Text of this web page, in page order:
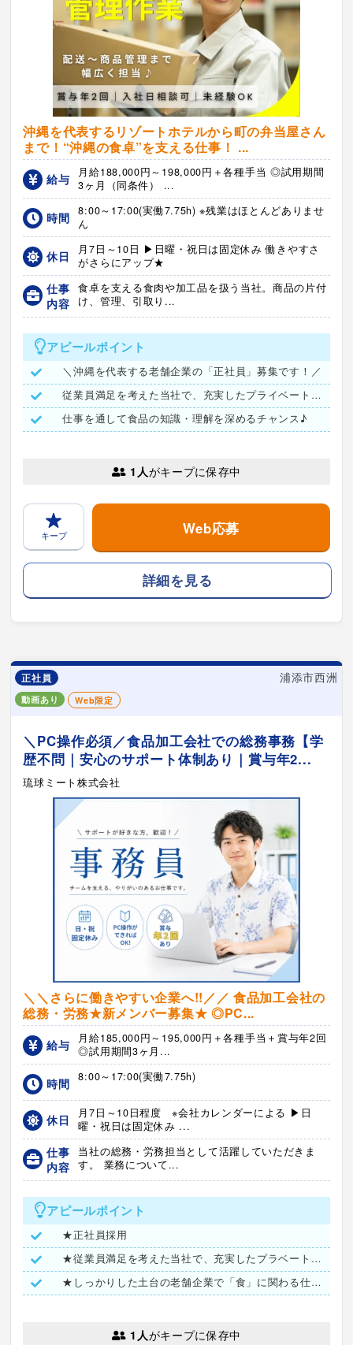
沖縄を代表するリゾートホテルから町の弁当屋さん
まで！“沖縄の食卓”を支える仕事！ ...
給与
月給188,000円～198,000円＋各種手当 ◎試用期間
3ヶ月（同条件） ...
時間
8:00～17:00(実働7.75h) ※残業はほとんどありませ
ん
休日
月7日～10日 ▶日曜・祝日は固定休み 働きやすさ
がさらにアップ★
仕事
内容
食卓を支える食肉や加工品を扱う当社。商品の片付
け、管理、引取り...
アピールポイント
＼沖縄を代表する老舗企業の「正社員」募集です！／
従業員満足を考えた当社で、充実したプライベートを☆
仕事を通して食品の知識・理解を深めるチャンス♪
1人がキープに保存中
キープ Web応募
詳細を見る
正社員 浦添市西洲
動画あり Web限定
＼PC操作必須／食品加工会社での総務事務【学
歴不問｜安心のサポート体制あり｜賞与年2...
琉球ミート株式会社
＼＼さらに働きやすい企業へ!!／／ 食品加工会社の
総務・労務★新メンバー募集★ ◎PC...
給与
月給185,000円～195,000円＋各種手当＋賞与年2回
◎試用期間3ヶ月...
時間 8:00～17:00(実働7.75h)
休日
月7日～10日程度 ※会社カレンダーによる ▶日
曜・祝日は固定休み ...
仕事
内容
当社の総務・労務担当として活躍していただきま
す。 業務について...
アピールポイント
★正社員採用
★従業員満足を考えた当社で、充実したプラベートを！
★しっかりした土台の老舗企業で「食」に関わる仕事しませんか？
1人がキープに保存中